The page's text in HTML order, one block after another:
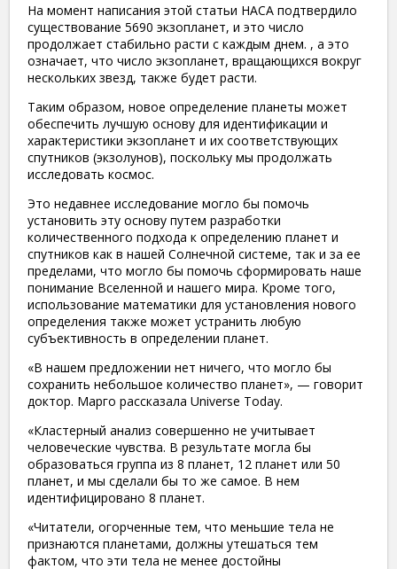
На момент написания этой статьи НАСА подтвердило
существование 5690 экзопланет, и это число
продолжает стабильно расти с каждым днем. , а это
означает, что число экзопланет, вращающихся вокруг
нескольких звезд, также будет расти.
Таким образом, новое определение планеты может
обеспечить лучшую основу для идентификации и
характеристики экзопланет и их соответствующих
спутников (экзолунов), поскольку мы продолжать
исследовать космос.
Это недавнее исследование могло бы помочь
установить эту основу путем разработки
количественного подхода к определению планет и
спутников как в нашей Солнечной системе, так и за ее
пределами, что могло бы помочь сформировать наше
понимание Вселенной и нашего мира. Кроме того,
использование математики для установления нового
определения также может устранить любую
субъективность в определении планет.
«В нашем предложении нет ничего, что могло бы
сохранить небольшое количество планет», — говорит
доктор. Марго рассказала Universe Today.
«Кластерный анализ совершенно не учитывает
человеческие чувства. В результате могла бы
образоваться группа из 8 планет, 12 планет или 50
планет, и мы сделали бы то же самое. В нем
идентифицировано 8 планет.
«Читатели, огорченные тем, что меньшие тела не
признаются планетами, должны утешаться тем
фактом, что эти тела не менее достойны